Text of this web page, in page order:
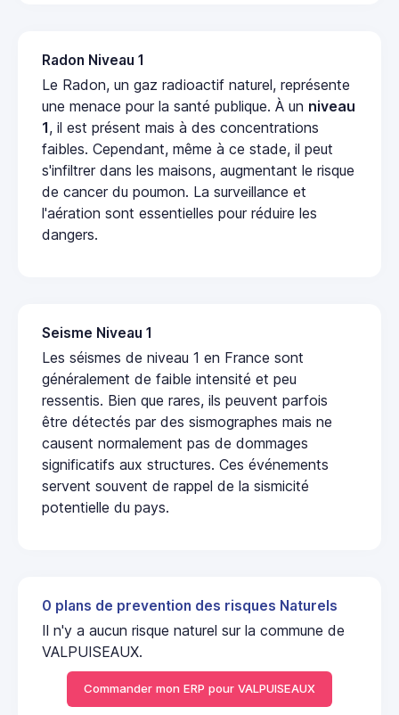
Radon Niveau 1
Le Radon, un gaz radioactif naturel, représente
une menace pour la santé publique. À un niveau
1, il est présent mais à des concentrations
faibles. Cependant, même à ce stade, il peut
s'infiltrer dans les maisons, augmentant le risque
de cancer du poumon. La surveillance et
l'aération sont essentielles pour réduire les
dangers.
Seisme Niveau 1
Les séismes de niveau 1 en France sont
généralement de faible intensité et peu
ressentis. Bien que rares, ils peuvent parfois
être détectés par des sismographes mais ne
causent normalement pas de dommages
significatifs aux structures. Ces événements
servent souvent de rappel de la sismicité
potentielle du pays.
0 plans de prevention des risques Naturels
Il n'y a aucun risque naturel sur la commune de
VALPUISEAUX.
Commander mon ERP pour VALPUISEAUX